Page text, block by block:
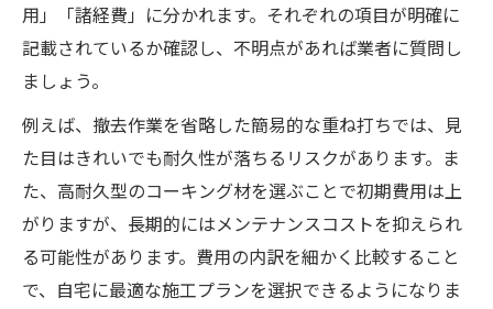
用」「諸経費」に分かれます。それぞれの項目が明確に
記載されているか確認し、不明点があれば業者に質問し
ましょう。
例えば、撤去作業を省略した簡易的な重ね打ちでは、見
た目はきれいでも耐久性が落ちるリスクがあります。ま
た、高耐久型のコーキング材を選ぶことで初期費用は上
がりますが、長期的にはメンテナンスコストを抑えられ
る可能性があります。費用の内訳を細かく比較すること
で、自宅に最適な施工プランを選択できるようになりま